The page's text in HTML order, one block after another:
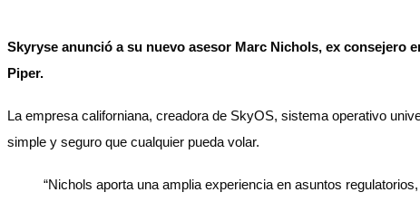
Skyryse anunció a su nuevo asesor Marc Nichols, ex consejero
Piper.
La empresa californiana, creadora de SkyOS, sistema operativo
simple y seguro que cualquier pueda volar.
“Nichols aporta una amplia experiencia en asuntos